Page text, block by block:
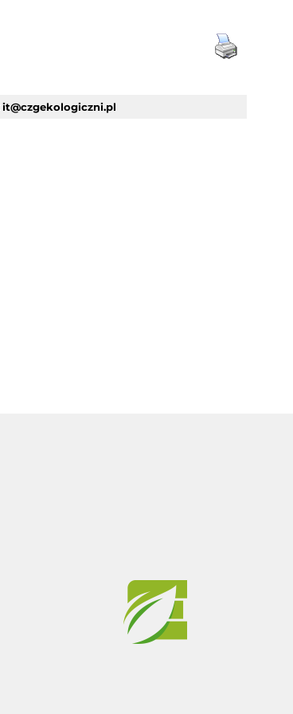
it@czgekologiczni.pl